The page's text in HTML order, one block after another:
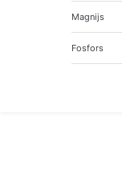
Magnijs
Fosfors